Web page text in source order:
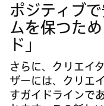
ポジティブ
ムを保つた
ド」
さらに、クリエイ
ザーには、クリエ
すガイドラインで